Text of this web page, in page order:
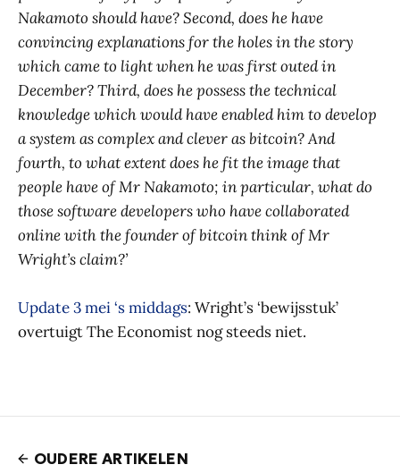
Nakamoto should have? Second, does he have
convincing explanations for the holes in the story
which came to light when he was first outed in
December? Third, does he possess the technical
knowledge which would have enabled him to develop
a system as complex and clever as bitcoin? And
fourth, to what extent does he fit the image that
people have of Mr Nakamoto; in particular, what do
those software developers who have collaborated
online with the founder of bitcoin think of Mr
Wright’s claim?’
Update 3 mei ‘s middags: Wright’s ‘bewijsstuk’
overtuigt The Economist nog steeds niet.
OUDERE ARTIKELEN